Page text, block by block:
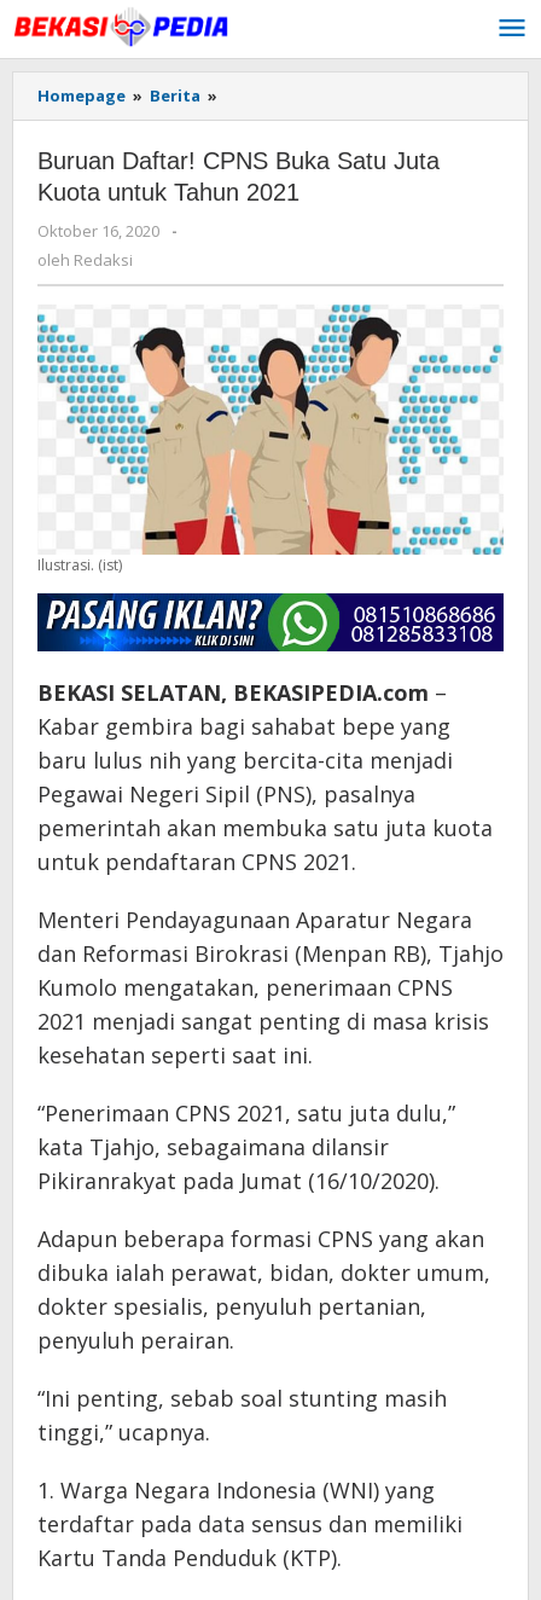
Lewati
ke
konten
Homepage » Berita »
Daftar!
Buka
Satu
Tahun
Buruan Daftar! CPNS Buka Satu Juta
Kuota untuk Tahun 2021
Oktober 16, 2020
oleh
-
oleh Redaksi
Ilustrasi. (ist)
BEKASI SELATAN, BEKASIPEDIA.com –
Kabar gembira bagi sahabat bepe yang
baru lulus nih yang bercita-cita menjadi
Pegawai Negeri Sipil (PNS), pasalnya
pemerintah akan membuka satu juta kuota
untuk pendaftaran CPNS 2021.
Menteri Pendayagunaan Aparatur Negara
dan Reformasi Birokrasi (Menpan RB), Tjahjo
Kumolo mengatakan, penerimaan CPNS
2021 menjadi sangat penting di masa krisis
kesehatan seperti saat ini.
“Penerimaan CPNS 2021, satu juta dulu,”
kata Tjahjo, sebagaimana dilansir
Pikiranrakyat pada Jumat (16/10/2020).
Adapun beberapa formasi CPNS yang akan
dibuka ialah perawat, bidan, dokter umum,
dokter spesialis, penyuluh pertanian,
penyuluh perairan.
“Ini penting, sebab soal stunting masih
tinggi,” ucapnya.
1. Warga Negara Indonesia (WNI) yang
terdaftar pada data sensus dan memiliki
Kartu Tanda Penduduk (KTP).